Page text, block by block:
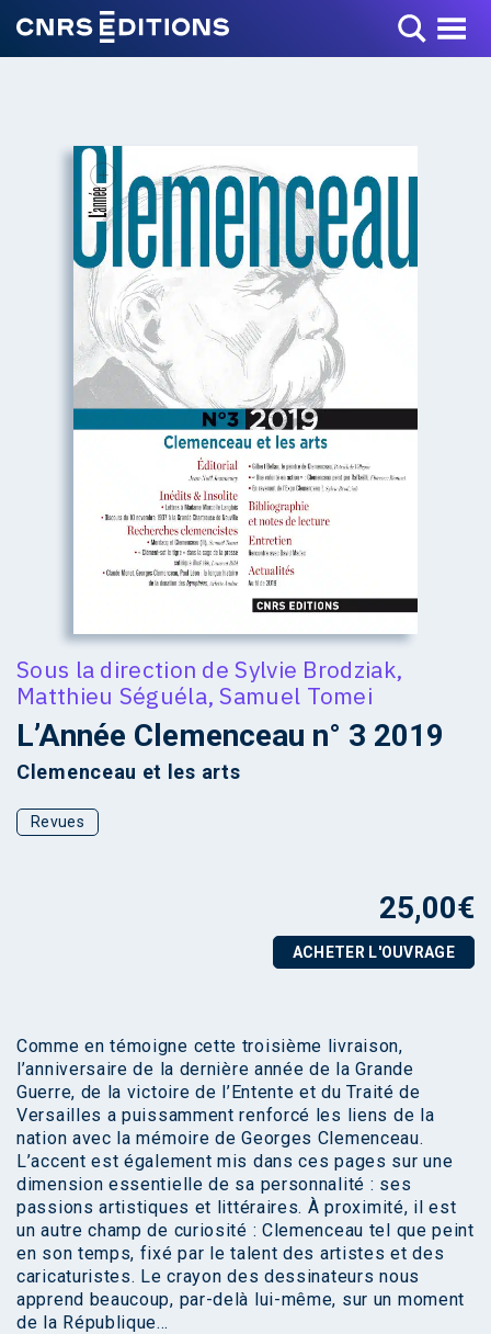
Toggle Menu
+
Sous la direction deSylvie Brodziak,
Matthieu Séguéla,Samuel Tomei
L’Année Clemenceau n° 3 2019
Clemenceau et les arts
Revues
25,00€
ACHETER L'OUVRAGE
Comme en témoigne cette troisième livraison,
l’anniversaire de la dernière année de la Grande
Guerre, de la victoire de l’Entente et du Traité de
Versailles a puissamment renforcé les liens de la
nation avec la mémoire de Georges Clemenceau.
L’accent est également mis dans ces pages sur une
dimension essentielle de sa personnalité : ses
passions artistiques et littéraires. À proximité, il est
un autre champ de curiosité : Clemenceau tel que peint
en son temps, fixé par le talent des artistes et des
caricaturistes. Le crayon des dessinateurs nous
apprend beaucoup, par-delà lui-même, sur un moment
de la République…